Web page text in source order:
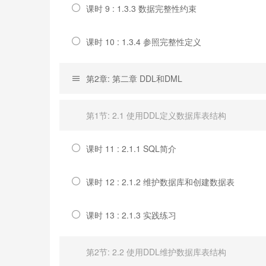
课时 9 : 1.3.3 数据完整性约束
课时 10 : 1.3.4 参照完整性定义
第2章: 第二章 DDL和DML
第1节: 2.1 使用DDL定义数据库表结构
课时 11 : 2.1.1 SQL简介
课时 12 : 2.1.2 维护数据库和创建数据表
课时 13 : 2.1.3 实践练习
第2节: 2.2 使用DDL维护数据库表结构